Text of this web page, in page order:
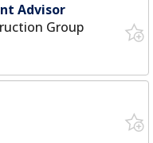
Advisor
Group